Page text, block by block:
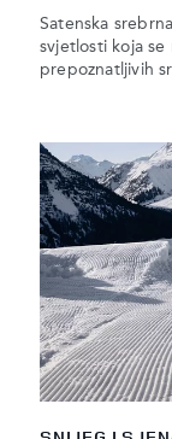
Satenska
svjetlosti koja
prepoznatljivih